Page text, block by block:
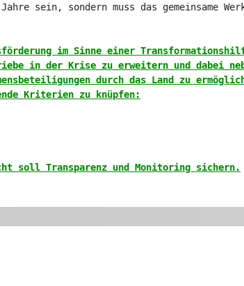
sein, sondern muss das gemeinsame
im Sinne einer
in der Krise zu erweitern und dabei
durch das Land zu
Kriterien zu knüpfen:
soll Transparenz und Monitoring sichern.